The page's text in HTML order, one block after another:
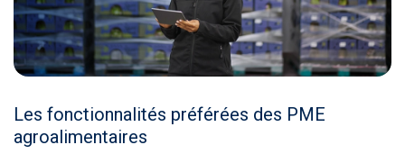
Les fonctionnalités préférées des PME
agroalimentaires